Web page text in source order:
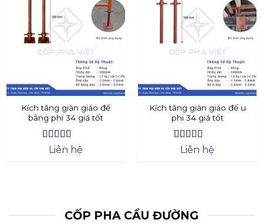
Kích tăng giàn giáo đế
bằng phi 34 giá tốt
Được xếp
5
Liên hệ
Kích tăng giàn giáo đế u
phi 34 giá tốt
Được xếp
5
Liên hệ
CỐP PHA CẦU ĐƯỜNG